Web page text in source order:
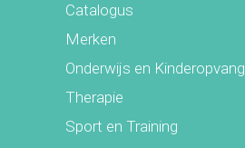
Catalogus
Merken
Onderwijs en Kinderopvang
Therapie
Sport en Training